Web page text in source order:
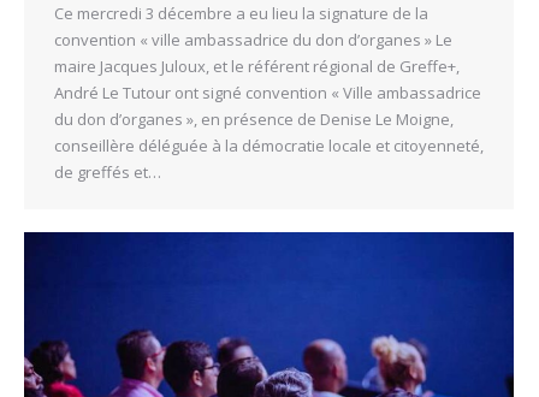
Ce mercredi 3 décembre a eu lieu la signature de la
convention « ville ambassadrice du don d’organes » Le
maire Jacques Juloux, et le référent régional de Greffe+,
André Le Tutour ont signé convention « Ville ambassadrice
du don d’organes », en présence de Denise Le Moigne,
conseillère déléguée à la démocratie locale et citoyenneté,
de greffés et…